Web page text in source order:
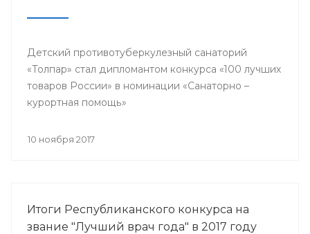
Детский противотуберкулезный санаторий
«Толпар» стал дипломантом конкурса «100 лучших
товаров России» в номинации «Санаторно –
курортная помощь»
10 ноября 2017
Итоги Республиканского конкурса на
звание "Лучший врач года" в 2017 году